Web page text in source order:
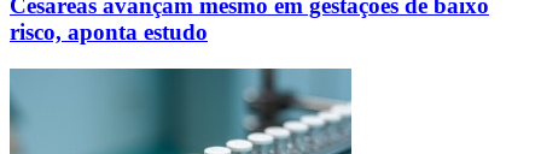
Cesáreas avançam mesmo em gestações de baixo
risco, aponta estudo